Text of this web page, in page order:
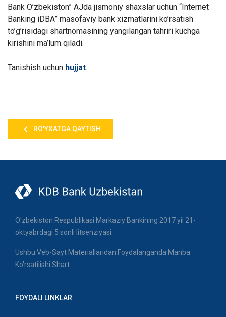
Bank O’zbekiston” AJda jismoniy shaxslar uchun “Internet
Banking iDBA” masofaviy bank xizmatlarini ko’rsatish
to’g’risidagi shartnomasining yangilangan tahriri kuchga
kirishini ma’lum qiladi.
Tanishish uchun hujjat.
RO'YXATGA QAYTISH
O'zbekiston Respublikasi Markaziy Bankining 2017 yil 21-
oktyabrdagi 5 sonli litsenziyasi.
Ushbu Veb-Sayt Materiallaridan Foydalanganda Manba
Ko'rsatilishi Shart.
FOYDALI LINKLAR